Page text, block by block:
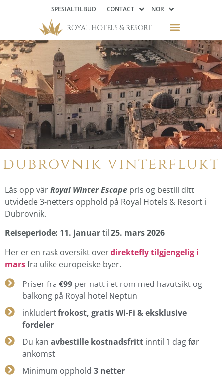
SPESIALTILBUD CONTACT NOR
dubrovnik vinterflukt
Lås opp vårRoyal Winter Escape pris og bestill ditt
utvidede 3-netters opphold på Royal Hotels & Resort i
Dubrovnik.
Reiseperiode: 11. januartil 25. mars 2026
Her er en rask oversikt overdirektefly tilgjengelig i
marsfra ulike europeiske byer.
Priser fra €99 per natt i et rom med havutsikt og
balkong på Royal hotel Neptun
inkludertfrokost, gratis Wi-Fi & eksklusive
fordeler
Du kan avbestille kostnadsfritt inntil 1 dag før
ankomst
Minimum opphold 3 netter